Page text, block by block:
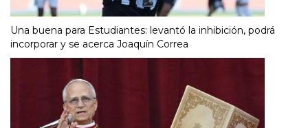
Una buena para Estudiantes: levantó la inhibición, podrá
incorporar y se acerca Joaquín Correa